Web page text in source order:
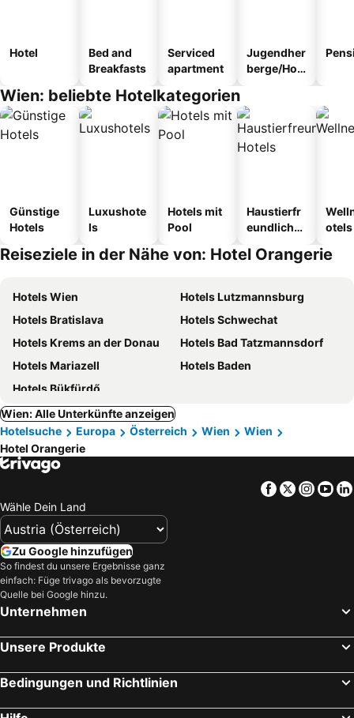
Hotel
Bed and
Breakfasts
Serviced
apartment
Jugendher
berge/Hos
Wien: beliebte Hotelkategorien
Günstige
Hotels
Luxushote
ls
Hotels mit
Pool
Haustierfr
eundliche
otels
Reiseziele in der Nähe von: Hotel Orangerie
Hotels Wien
Hotels Lutzmannsburg
Hotels Bratislava
Hotels Schwechat
Hotels Krems an der Donau
Hotels Bad Tatzmannsdorf
Hotels Mariazell
Hotels Baden
Hotels Bükfürdő
Wien: Alle Unterkünfte anzeigen
Hotelsuche
Europa Österreich Wien
Wien
Hotel Orangerie
Facebook
Twitter
Wähle Dein Land
Zu Google hinzufügen
So findest du unsere Ergebnisse ganz
einfach: Füge trivago als bevorzugte
Quelle bei Google hinzu.
Unternehmen
Unsere Produkte
Bedingungen und Richtlinien